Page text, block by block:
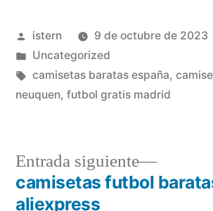
Publicado
por
istern
9 de octubre de 2023
Publicado
en
Uncategorized
Etiquetas:
camisetas baratas españa,
neuquen, futbol gratis madrid
Navegación
Entrada siguiente
Entrada
camisetas futbol
aliexpress